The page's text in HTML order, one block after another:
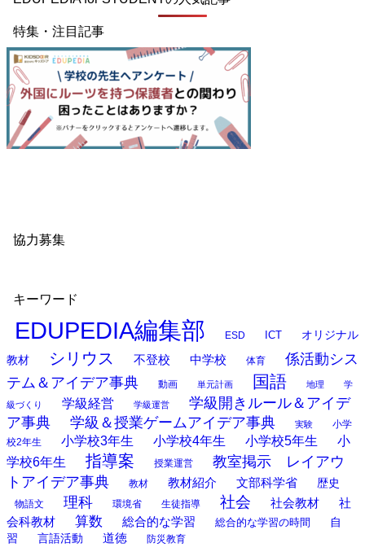
特集・注目記事
協力募集
キーワード
EDUPEDIA編集部 ESD ICT
オリジナル
教材
シリウス 不登校 中学校 体育
係活動シス
テム＆アイデア事典
動画 単元計画 国語 地理 学
級づくり 学級経営 学級運営
学級開きルール＆アイデ
ア事典
学級＆授業ゲームアイデア事典 実験
小学
校2年生
小学校3年生 小学校4年生 小学校5年生
小
学校6年生
指導案 授業運営
教室掲示 レイアウ
トアイデア事典
教材 教材紹介 文部科学省 歴史
物語文 理科 環境省 生徒指導 社会 社会教材
社
会科教材
算数 総合的な学習 総合的な学習の時間
自
習
言語活動 道徳 防災教育